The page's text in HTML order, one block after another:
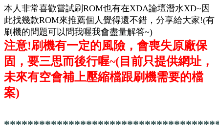
本人非常喜歡嘗試刷ROM也有在XDA論壇潛水XD~因
此找幾款ROM來推薦個人覺得還不錯，分享給大家!(有
刷機的問題可以問我喔我會盡量解答~)
注意!刷機有一定的風險，會喪失原廠保
固，要三思而後行喔~(目前只提供網址，
未來有空會補上壓縮檔跟刷機需要的檔
案)